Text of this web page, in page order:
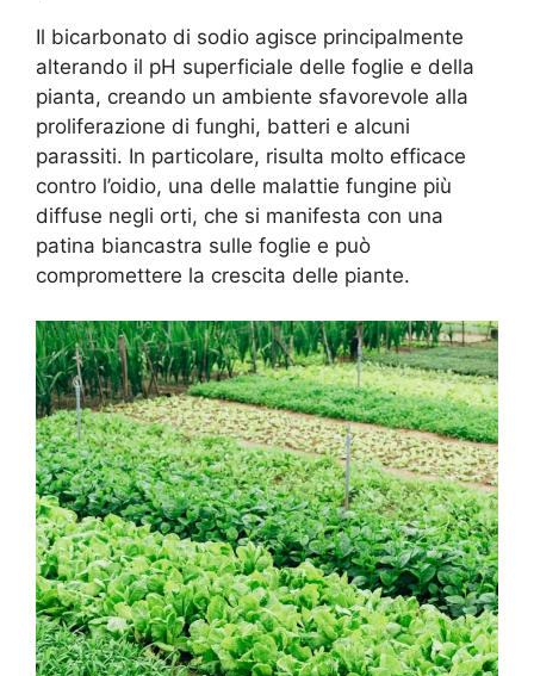
Il bicarbonato di sodio agisce principalmente
alterando il pH superficiale delle foglie e della
pianta, creando un ambiente sfavorevole alla
proliferazione di funghi, batteri e alcuni
parassiti. In particolare, risulta molto efficace
contro l’oidio, una delle malattie fungine più
diffuse negli orti, che si manifesta con una
patina biancastra sulle foglie e può
compromettere la crescita delle piante.